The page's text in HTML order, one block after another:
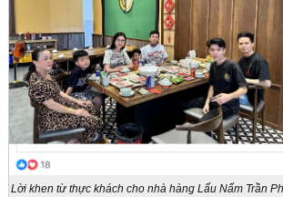
Lời khen từ thực khách cho nhà hàng Lẩu Nấm Trần